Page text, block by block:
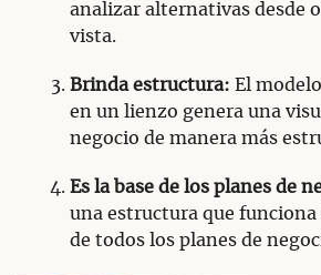
analizar alternativas desde
vista.
Brinda estructura: El
en un lienzo genera una
negocio de manera más
Es la base de los planes de
una estructura que funciona
de todos los planes de